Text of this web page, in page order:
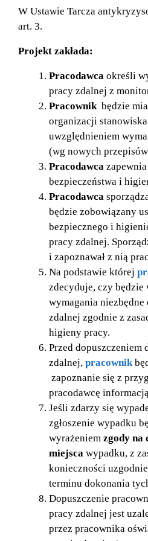
W Ustawie Tarcza
art. 3.
Projekt zakłada:
Pracodawca określi
pracy zdalnej z
Pracownik będzie
organizacji
uwzględnieniem
(wg nowych
Pracodawca zapewnia
bezpieczeństwa i
Pracodawca
będzie zobowiązany
bezpiecznego i
pracy zdalnej.
i zapoznawał z nią
Na podstawie której
zdecyduje, czy będzie
wymagania
zdalnej zgodnie z
higieny pracy.
Przed
zdalnej, pracownik
zapoznanie się z
pracodawcę
Jeśli zdarzy się
zgłoszenie wypadku
wyrażeniem zgody na
miejsca wypadku, z
konieczności
terminu dokonania
Dopuszczenie
pracy zdalnej jest
przez pracownika